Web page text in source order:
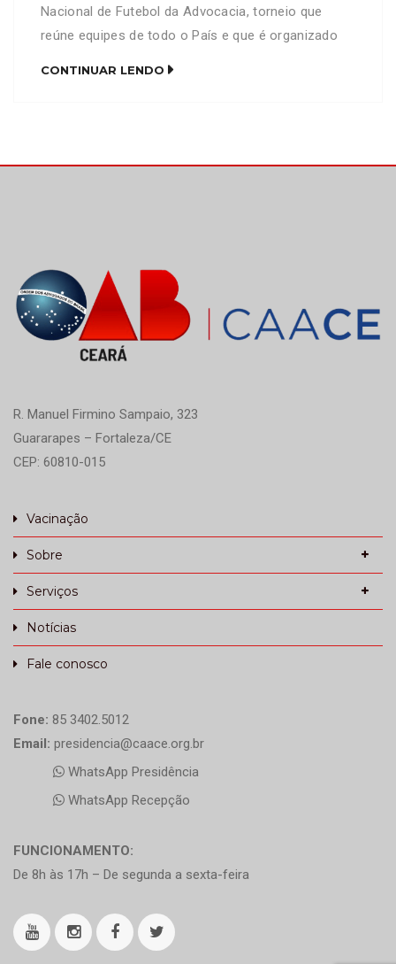
Nacional de Futebol da Advocacia, torneio que
reúne equipes de todo o País e que é organizado
CONTINUAR LENDO
R. Manuel Firmino Sampaio, 323
Guararapes – Fortaleza/CE
CEP: 60810-015
Vacinação
Sobre
Serviços
Notícias
Fale conosco
Fone: 85 3402.5012
Email: presidencia@caace.org.br
WhatsApp Presidência
WhatsApp Recepção
FUNCIONAMENTO:
De 8h às 17h – De segunda a sexta-feira